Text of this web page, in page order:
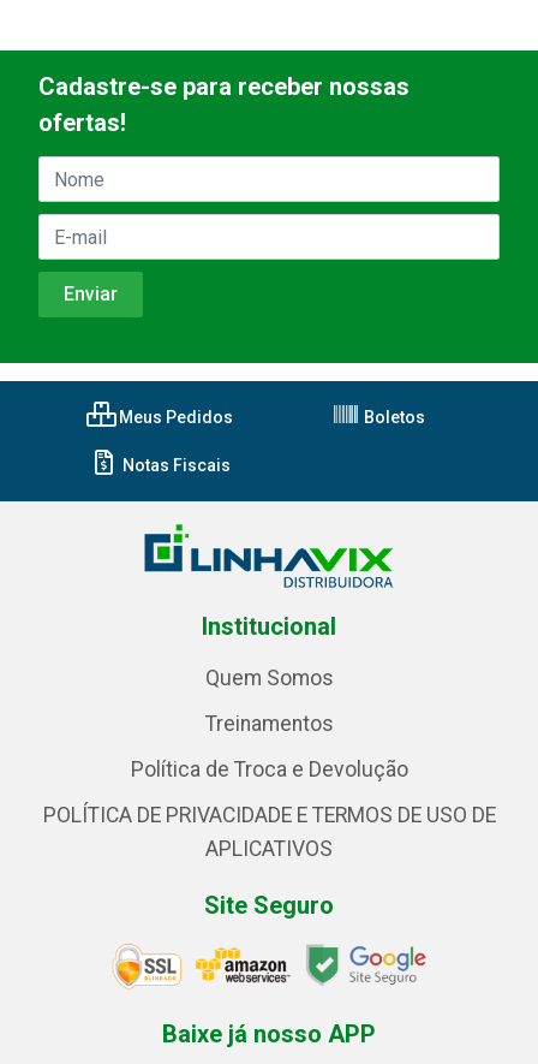
Cadastre-se para receber nossas
ofertas!
Meus Pedidos Boletos
Notas Fiscais
Institucional
Quem Somos
Treinamentos
Política de Troca e Devolução
POLÍTICA DE PRIVACIDADE E TERMOS DE USO DE
APLICATIVOS
Site Seguro
Baixe já nosso APP